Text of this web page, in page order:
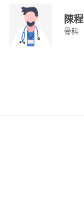
陳
骨科